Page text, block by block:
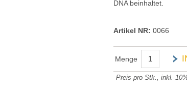
DNA beinhaltet.
Artikel NR: 0066
Menge
Preis pro Stk., inkl.